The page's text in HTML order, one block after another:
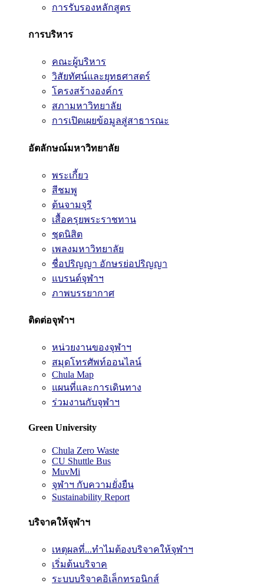
การรับรองหลักสูตร
การบริหาร
คณะผู้บริหาร
วิสัยทัศน์และยุทธศาสตร์
โครงสร้างองค์กร
สภามหาวิทยาลัย
การเปิดเผยข้อมูลสู่สาธารณะ
อัตลักษณ์มหาวิทยาลัย
พระเกี้ยว
สีชมพู
ต้นจามจุรี
เสื้อครุยพระราชทาน
ชุดนิสิต
เพลงมหาวิทยาลัย
ชื่อปริญญา อักษรย่อปริญญา
แบรนด์จุฬาฯ
ภาพบรรยากาศ
ติดต่อจุฬาฯ
หน่วยงานของจุฬาฯ
สมุดโทรศัพท์ออนไลน์
Chula Map
แผนที่และการเดินทาง
ร่วมงานกับจุฬาฯ
Green University
Chula Zero Waste
CU Shuttle Bus
MuvMi
จุฬาฯ กับความยั่งยืน
Sustainability Report
บริจาคให้จุฬาฯ
เหตุผลที่...ทำไมต้องบริจาคให้จุฬาฯ
เริ่มต้นบริจาค
ระบบบริจาคอิเล็กทรอนิกส์